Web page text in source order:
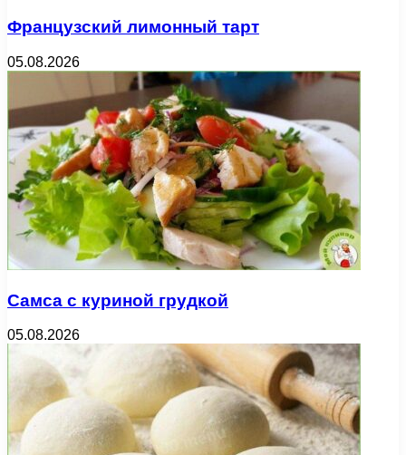
Французский лимонный тарт
05.08.2026
Самса с куриной грудкой
05.08.2026